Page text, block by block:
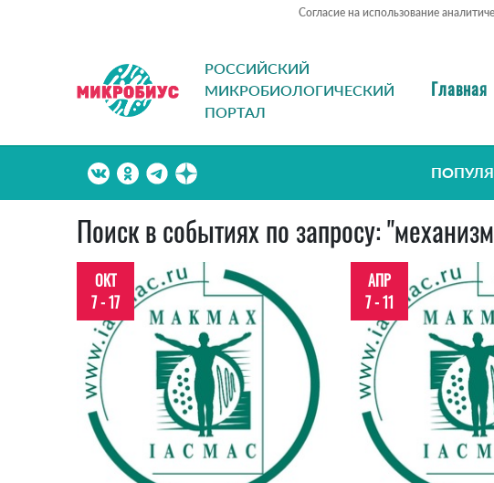
Согласие на использование
РОССИЙСКИЙ
МИКРОБИОЛОГИЧЕСКИЙ
ПОРТАЛ
Главная
Поиск в событиях по запросу:
ОКТ
7 - 17
АПР
7 - 11